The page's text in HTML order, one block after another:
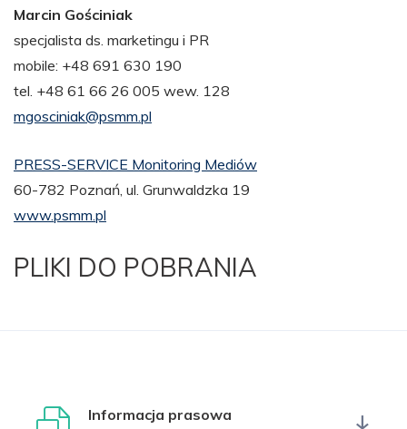
Marcin Gościniak
specjalista ds. marketingu i PR
mobile: +48 691 630 190
tel. +48 61 66 26 005 wew. 128
mgosciniak@psmm.pl
PRESS-SERVICE Monitoring Mediów
60-782 Poznań, ul. Grunwaldzka 19
www.psmm.pl
PLIKI DO POBRANIA
Informacja prasowa